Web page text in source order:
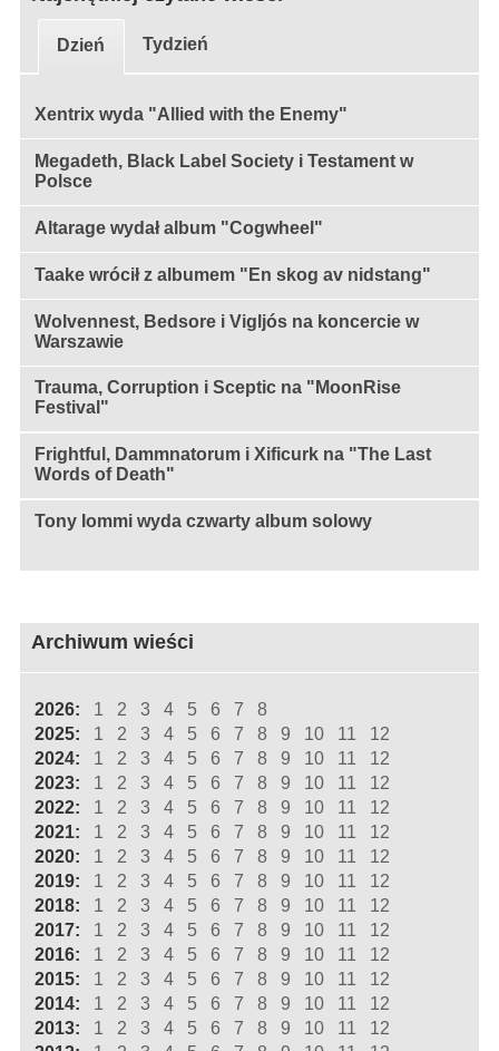
Dzień Tydzień
Xentrix wyda "Allied with the Enemy"
Megadeth, Black Label Society i Testament w
Polsce
Altarage wydał album "Cogwheel"
Taake wrócił z albumem "En skog av nidstang"
Wolvennest, Bedsore i Vigljós na koncercie w
Warszawie
Trauma, Corruption i Sceptic na "MoonRise
Festival"
Frightful, Dammnatorum i Xificurk na "The Last
Words of Death"
Tony Iommi wyda czwarty album solowy
Archiwum wieści
2026: 1 2 3 4 5 6 7
8
2025:
1 2 3 4 5 6 7 8 9 10 11
12
2024:
1 2 3 4 5 6 7 8 9 10 11
12
2023:
1 2 3 4 5 6 7 8 9 10 11
12
2022:
1 2 3 4 5 6 7 8 9 10 11
12
2021:
1 2 3 4 5 6 7 8 9 10 11
12
2020:
1 2 3 4 5 6 7 8 9 10 11
12
2019:
1 2 3 4 5 6 7 8 9 10 11
12
2018:
1 2 3 4 5 6 7 8 9 10 11
12
2017:
1 2 3 4 5 6 7 8 9 10 11
12
2016:
1 2 3 4 5 6 7 8 9 10 11
12
2015:
1 2 3 4 5 6 7 8 9 10 11
12
2014:
1 2 3 4 5 6 7 8 9 10 11
12
2013:
1 2 3 4 5 6 7 8 9 10 11
12